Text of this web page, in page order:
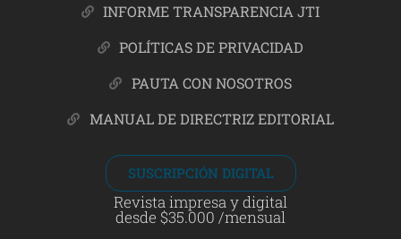
INFORME TRANSPARENCIA JTI
POLÍTICAS DE PRIVACIDAD
PAUTA CON NOSOTROS
MANUAL DE DIRECTRIZ EDITORIAL
SUSCRIPCIÓN DIGITAL
Revista impresa y digital
desde $35.000 /mensual